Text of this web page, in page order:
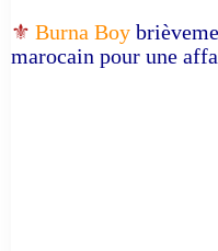
⚜️ Burna Boy
marocain pour une